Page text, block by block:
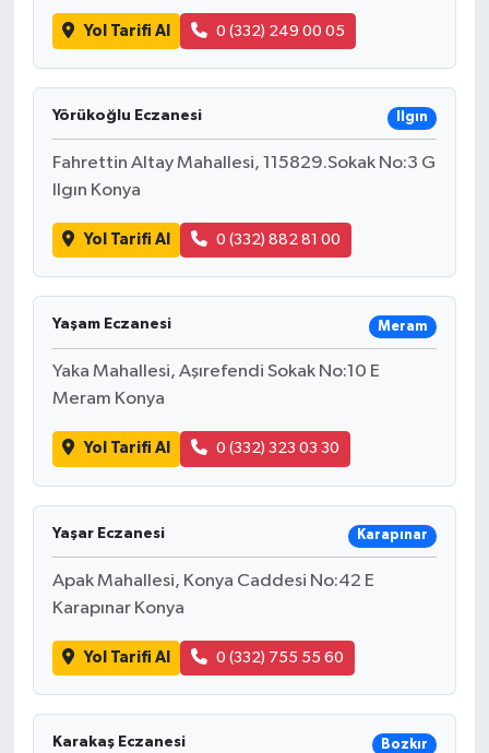
Yol Tarifi Al 0 (332) 249 00 05
Yörükoğlu Eczanesi Ilgın
Fahrettin Altay Mahallesi, 115829.Sokak No:3 G
Ilgın Konya
Yol Tarifi Al 0 (332) 882 81 00
Yaşam Eczanesi Meram
Yaka Mahallesi, Aşırefendi Sokak No:10 E
Meram Konya
Yol Tarifi Al 0 (332) 323 03 30
Yaşar Eczanesi Karapınar
Apak Mahallesi, Konya Caddesi No:42 E
Karapınar Konya
Yol Tarifi Al 0 (332) 755 55 60
Karakaş Eczanesi Bozkır